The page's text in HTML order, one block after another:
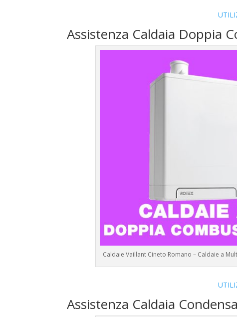
Assistenza Caldaia Doppia
Caldaie Vaillant Cineto Romano – Caldaie a
Assistenza Caldaia